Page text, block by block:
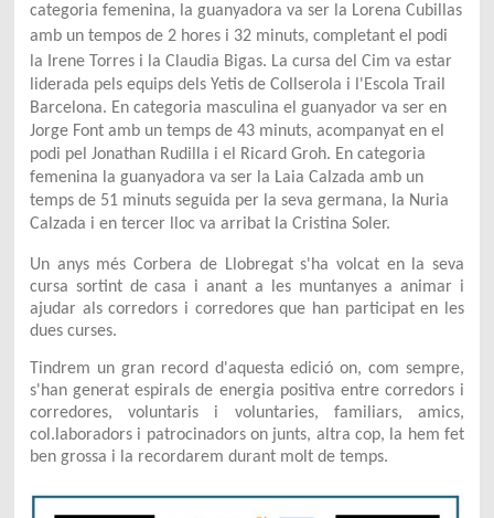
categoria femenina, la guanyadora va ser la Lorena Cubillas
amb un tempos de 2 hores i 32 minuts, completant el podi
la Irene Torres i la Claudia Bigas. La cursa del Cim va estar
liderada pels equips dels Yetis de Collserola i l'Escola Trail
Barcelona. En categoria masculina el guanyador va ser en
Jorge Font amb un temps de 43 minuts, acompanyat en el
podi pel Jonathan Rudilla i el Ricard Groh. En categoria
femenina la guanyadora va ser la Laia Calzada amb un
temps de 51 minuts seguida per la seva germana, la Nuria
Calzada i en tercer lloc va arribat la Cristina Soler.
Un anys més Corbera de Llobregat s'ha volcat en la seva
cursa sortint de casa i anant a les muntanyes a animar i
ajudar als corredors i corredores que han participat en les
dues curses.
Tindrem un gran record d'aquesta edició on, com sempre,
s'han generat espirals de energia positiva entre corredors i
corredores, voluntaris i voluntaries, familiars, amics,
col.laboradors i patrocinadors on junts, altra cop, la hem fet
ben grossa i la recordarem durant molt de temps.